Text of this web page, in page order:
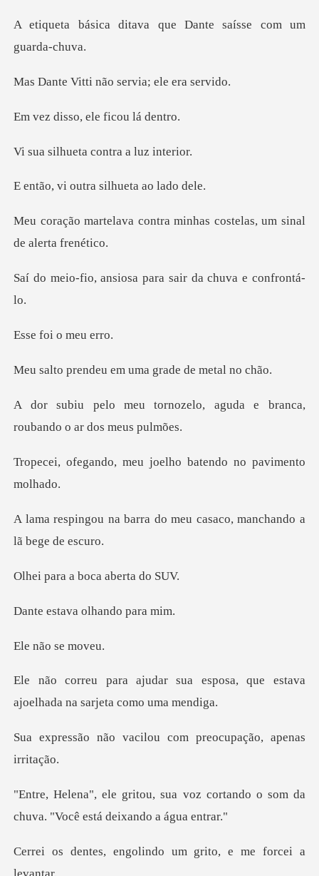
tava que Dante saíss
i não servia;
o, ele fico
eta contra a
utra silhueta
tra minhas costelas, um s
siosa para sair da
oi o m
u em uma grade d
zelo, aguda e branca,
roub
meu joelho batendo n
ra do meu casaco, manch
a boca ab
va olhando
ão se
a esposa, que estava
ajoelhad
cilou com preocupaçã
voz cortando o som da
chuva. "V
golindo um grito, e